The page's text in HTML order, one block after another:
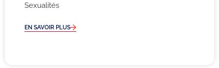
Sexualités
EN SAVOIR PLUS